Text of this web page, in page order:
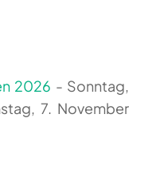
2026 - Sonntag,
7. November